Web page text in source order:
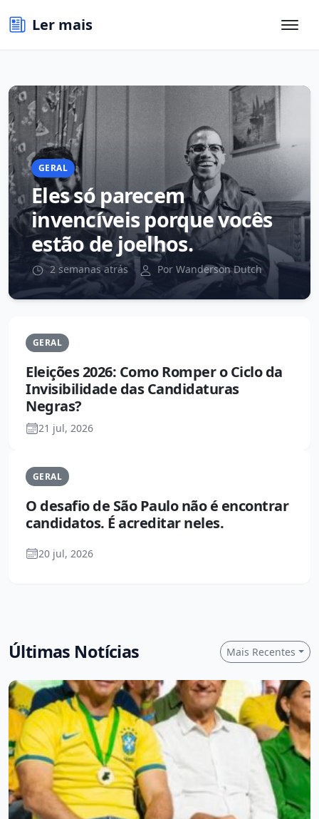
Ler mais
GERAL
Eles só parecem
invencíveis porque vocês
estão de joelhos.
2 semanas atrás Por Wanderson Dutch
GERAL
Eleições 2026: Como Romper o Ciclo da
Invisibilidade das Candidaturas
Negras?
21 jul, 2026
GERAL
O desafio de São Paulo não é encontrar
candidatos. É acreditar neles.
20 jul, 2026
Últimas Notícias Mais Recentes